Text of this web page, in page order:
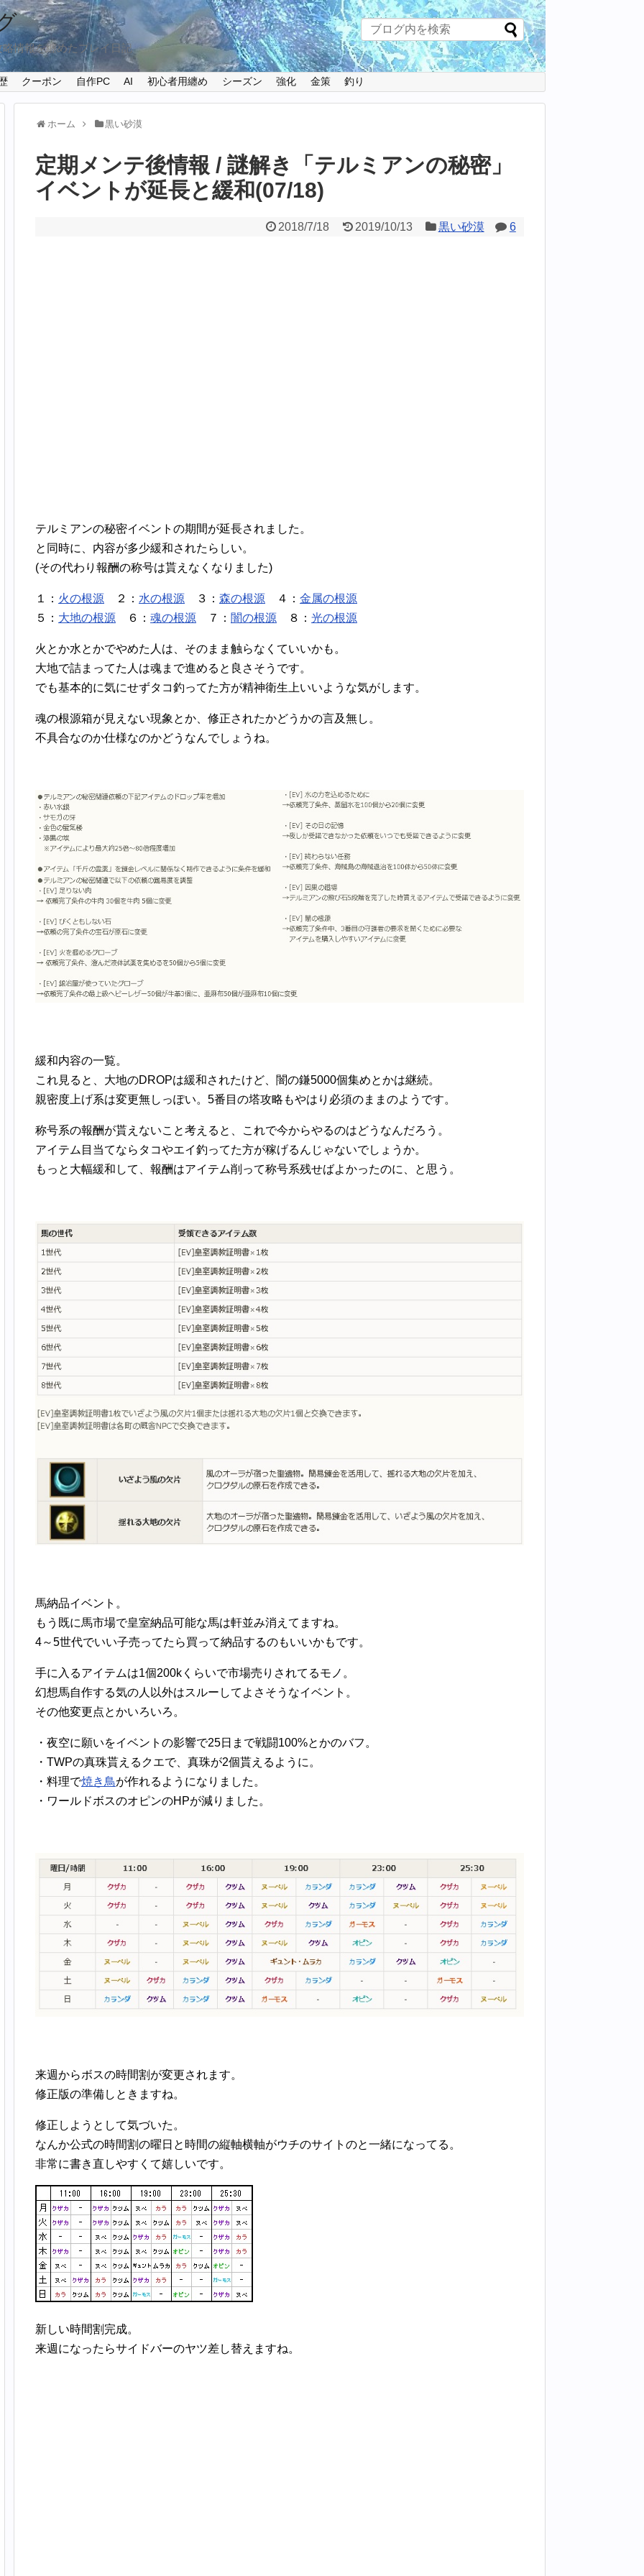
情報を纏めたプレイ日記
クーポン 自作PC AI 初心者用纏め シーズン 強化 金策 釣り
ホーム 黒い砂漠
定期メンテ後情報 / 謎解き「テルミアンの秘密」
イベントが延長と緩和(07/18)
2018/7/18 2019/10/13 黒い砂漠 6
テルミアンの秘密イベントの期間が延長されました。
と同時に、内容が多少緩和されたらしい。
(その代わり報酬の称号は貰えなくなりました)
１： 火の根源 ２： 水の根源 ３： 森の根源 ４： 金属の根源
５： 大地の根源 ６： 魂の根源 ７： 闇の根源 ８： 光の根源
火とか水とかでやめた人は、そのまま触らなくていいかも。
大地で詰まってた人は魂まで進めると良さそうです。
でも基本的に気にせずタコ釣ってた方が精神衛生上いいような気がします。
魂の根源箱が見えない現象とか、修正されたかどうかの言及無し。
不具合なのか仕様なのかどうなんでしょうね。
緩和内容の一覧。
これ見ると、大地のDROPは緩和されたけど、闇の鎌5000個集めとかは継続。
親密度上げ系は変更無しっぽい。5番目の塔攻略もやはり必須のままのようです。
称号系の報酬が貰えないこと考えると、これで今からやるのはどうなんだろう。
アイテム目当てならタコやエイ釣ってた方が稼げるんじゃないでしょうか。
もっと大幅緩和して、報酬はアイテム削って称号系残せばよかったのに、と思う。
馬納品イベント。
もう既に馬市場で皇室納品可能な馬は軒並み消えてますね。
4～5世代でいい子売ってたら買って納品するのもいいかもです。
手に入るアイテムは1個200kくらいで市場売りされてるモノ。
幻想馬自作する気の人以外はスルーしてよさそうなイベント。
その他変更点とかいろいろ。
・夜空に願いをイベントの影響で25日まで戦闘100%とかのバフ。
・TWPの真珠貰えるクエで、真珠が2個貰えるように。
・料理で焼き鳥が作れるようになりました。
・ワールドボスのオピンのHPが減りました。
来週からボスの時間割が変更されます。
修正版の準備しときますね。
修正しようとして気づいた。
なんか公式の時間割の曜日と時間の縦軸横軸がウチのサイトのと一緒になってる。
非常に書き直しやすくて嬉しいです。
新しい時間割完成。
来週になったらサイドバーのヤツ差し替えますね。